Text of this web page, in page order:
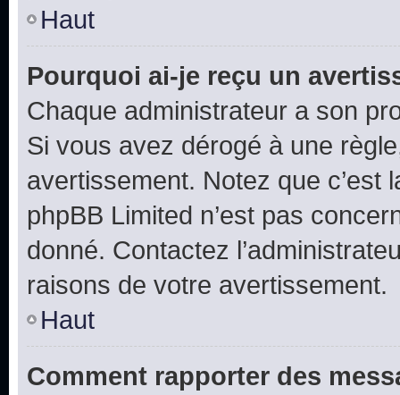
Haut
Pourquoi ai-je reçu un
Chaque administrateur a son
Si vous avez dérogé à une
avertissement. Notez que c’est
phpBB Limited n’est pas
donné. Contactez
raisons de votre avertissement.
Haut
Comment rapporter des